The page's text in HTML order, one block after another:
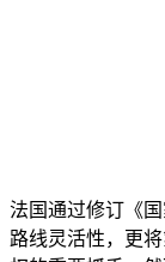
法国通过修订《
路线灵活性，更